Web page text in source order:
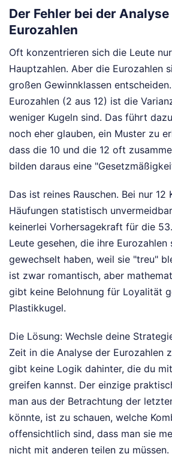
Der Fehler bei der
Eurozahlen
Oft konzentrieren sich die Leute
Hauptzahlen. Aber die Eurozahlen
großen Gewinnklassen
Eurozahlen (2 aus 12) ist die
weniger Kugeln sind. Das führt
noch eher glauben, ein Muster zu
dass die 10 und die 12 oft
bilden daraus eine
Das ist reines Rauschen. Bei nur 12
Häufungen statistisch
keinerlei Vorhersagekraft für die
Leute gesehen, die ihre
gewechselt haben, weil sie "treu"
ist zwar romantisch, aber
gibt keine Belohnung für Loyalität
Plastikkugel.
Die Lösung: Wechsle deine
Zeit in die Analyse der Eurozahlen
gibt keine Logik dahinter, die du
greifen kannst. Der einzige
man aus der Betrachtung der
könnte, ist zu schauen, welche
offensichtlich sind, dass man sie
nicht mit anderen teilen zu